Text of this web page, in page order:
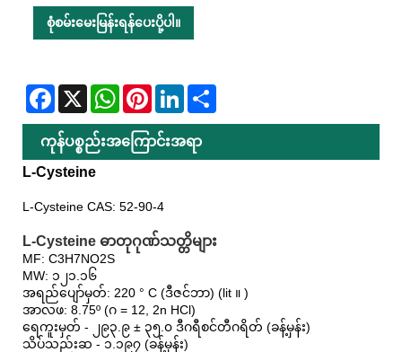
စုံစမ်းမေးမြန်းရန်ပေးပို့ပါ။
Facebook
X WhatsAppPinterestLinkedIn
ကုန်ပစ္စည်းအကြောင်းအရာ
L-Cysteine
L-Cysteine ​​CAS: 52-90-4
L-Cysteine ​​ဓာတုဂုဏ်သတ္တိများ
MF: C3H7NO2S
MW: ၁၂၁.၁၆
အရည်ပျော်မှတ်: 220 ° C (ဒီဇင်ဘာ) (lit ။ )
အာလဖ: 8.75º (ဂ = 12, 2n HCl)
ရေကူးမှတ် - ၂၉၃.၉ ± ၃၅.၀ ဒီဂရီစင်တီဂရိတ် (ခန့်မှန်း)
သိပ်သည်းဆ - ၁.၁၉၇ (ခန့်မှန်း)